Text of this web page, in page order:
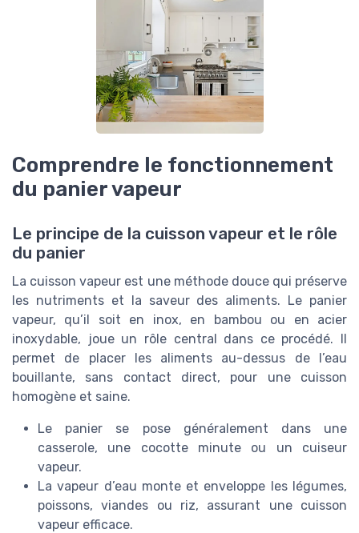
Comprendre le fonctionnement
du panier vapeur
Le principe de la cuisson vapeur et le rôle
du panier
La cuisson vapeur est une méthode douce qui préserve
les nutriments et la saveur des aliments. Le panier
vapeur, qu’il soit en inox, en bambou ou en acier
inoxydable, joue un rôle central dans ce procédé. Il
permet de placer les aliments au-dessus de l’eau
bouillante, sans contact direct, pour une cuisson
homogène et saine.
Le panier se pose généralement dans une
casserole, une cocotte minute ou un cuiseur
vapeur.
La vapeur d’eau monte et enveloppe les légumes,
poissons, viandes ou riz, assurant une cuisson
vapeur efficace.